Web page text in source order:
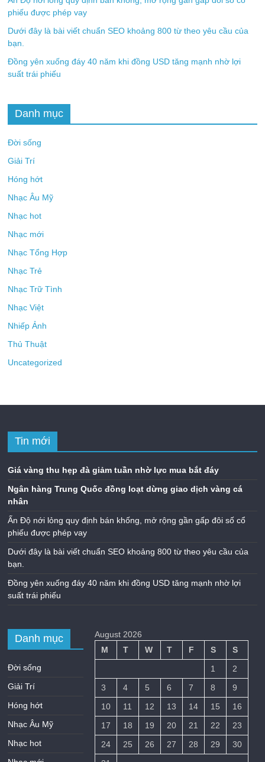
phiếu được phép vay
Dưới đây là bài viết chuẩn SEO khoảng 800 từ theo yêu cầu của
bạn.
Đồng yên xuống đáy 40 năm khi đồng USD tăng mạnh nhờ lợi
suất trái phiếu
Danh mục
Đời sống
Giải Trí
Hóng hớt
Nhạc Âu Mỹ
Nhạc hot
Nhạc mới
Nhạc Tổng Hợp
Nhạc Trẻ
Nhạc Trữ Tình
Nhạc Việt
Nhiếp Ảnh
Thủ Thuật
Uncategorized
Tin mới
Giá vàng thu hẹp đà giảm tuần nhờ lực mua bắt đáy
Ngân hàng Trung Quốc đồng loạt dừng giao dịch vàng cá
nhân
Ấn Độ nới lỏng quy định bán khống, mở rộng gần gấp đôi số cổ
phiếu được phép vay
Dưới đây là bài viết chuẩn SEO khoảng 800 từ theo yêu cầu của
bạn.
Đồng yên xuống đáy 40 năm khi đồng USD tăng mạnh nhờ lợi
suất trái phiếu
Danh mục
Đời sống
Giải Trí
Hóng hớt
Nhạc Âu Mỹ
Nhạc hot
August 2026
M
T W T F S
S
1
2
3
4 5 6 7 8
9
10
11 12 13 14 15
16
17
18 19 20 21 22
23
24
25 26 27 28 29
30